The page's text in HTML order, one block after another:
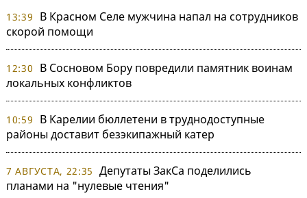
13:39
В Красном Селе мужчина напал на сотрудников
скорой помощи
12:30
В Сосновом Бору повредили памятник воинам
локальных конфликтов
10:59
В Карелии бюллетени в труднодоступные
районы доставит безэкипажный катер
7 АВГУСТА, 22:35 Депутаты ЗакСа поделились
планами на "нулевые чтения"